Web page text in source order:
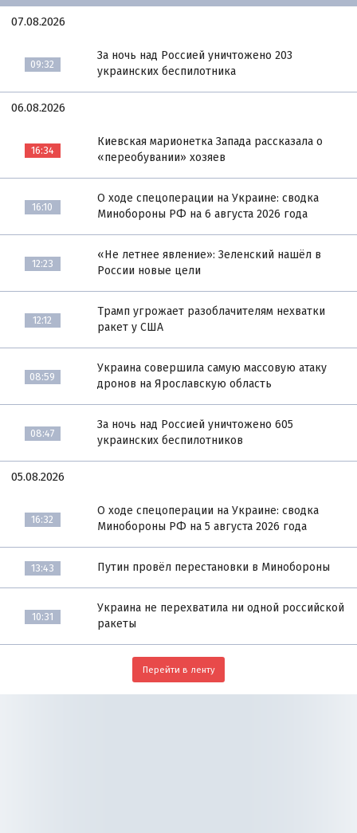
07.08.2026
09:32
За ночь над Россией уничтожено 203
украинских беспилотника
06.08.2026
16:34
Киевская марионетка Запада рассказала о
«переобувании» хозяев
16:10
О ходе спецоперации на Украине: сводка
Минобороны РФ на 6 августа 2026 года
12:23
«Не летнее явление»: Зеленский нашёл в
России новые цели
12:12
Трамп угрожает разоблачителям нехватки
ракет у США
08:59
Украина совершила самую массовую атаку
дронов на Ярославскую область
08:47
За ночь над Россией уничтожено 605
украинских беспилотников
05.08.2026
16:32
О ходе спецоперации на Украине: сводка
Минобороны РФ на 5 августа 2026 года
13:43 Путин провёл перестановки в Минобороны
10:31
Украина не перехватила ни одной российской
ракеты
Перейти в ленту